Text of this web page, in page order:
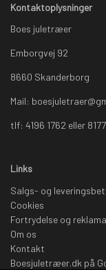
Kontaktoplysninger
Boes juletræer
Emborgvej 92
8660 Skanderborg
Mail:
tlf: 4196 1762 eller
Links
Salgs- og
Cookies
Fortrydelse og
Om os
Kontakt
Boesjuletræer.dk på